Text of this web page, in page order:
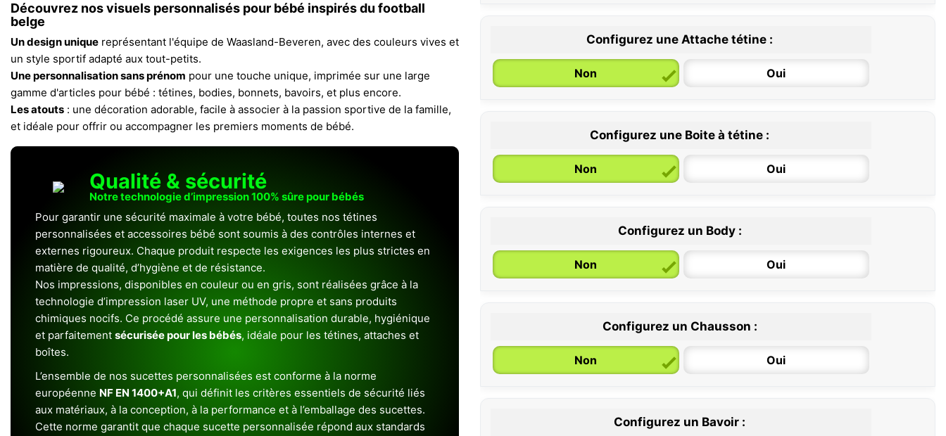
Découvrez nos visuels personnalisés pour bébé inspirés du football
belge
Un design unique représentant l'équipe de Waasland-Beveren, avec des couleurs vives et
un style sportif adapté aux tout-petits.
Une personnalisation sans prénom pour une touche unique, imprimée sur une large
gamme d'articles pour bébé : tétines, bodies, bonnets, bavoirs, et plus encore.
Les atouts : une décoration adorable, facile à associer à la passion sportive de la famille,
et idéale pour offrir ou accompagner les premiers moments de bébé.
Qualité & sécurité
Notre technologie d’impression 100% sûre pour bébés
Pour garantir une sécurité maximale à votre bébé, toutes nos tétines
personnalisées et accessoires bébé sont soumis à des contrôles internes et
externes rigoureux. Chaque produit respecte les exigences les plus strictes en
matière de qualité, d’hygiène et de résistance.
Nos impressions, disponibles en couleur ou en gris, sont réalisées grâce à la
technologie d’impression laser UV, une méthode propre et sans produits
chimiques nocifs. Ce procédé assure une personnalisation durable, hygiénique
et parfaitement sécurisée pour les bébés, idéale pour les tétines, attaches et
boîtes.
L’ensemble de nos sucettes personnalisées est conforme à la norme
européenne NF EN 1400+A1, qui définit les critères essentiels de sécurité liés
aux matériaux, à la conception, à la performance et à l’emballage des sucettes.
Cette norme garantit que chaque sucette personnalisée répond aux standards
0 / 6 mois
Configurez une Attache tétine :
Non Oui
Configurez une Boite à tétine :
Non Oui
Configurez un Body :
Non Oui
6 / 12 mois
Configurez un Chausson :
Non Oui
Configurez un Bavoir :